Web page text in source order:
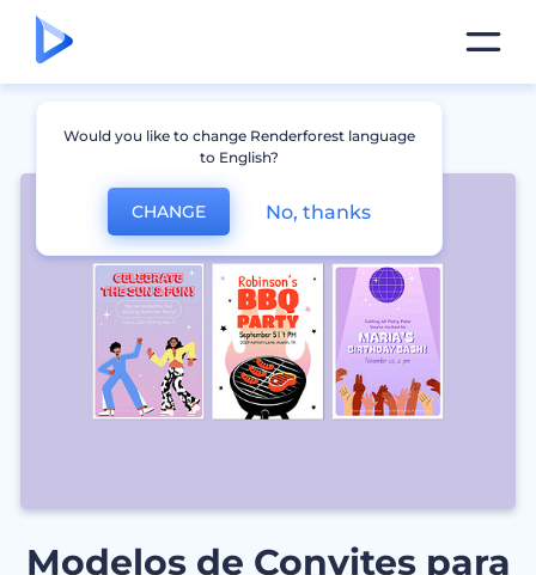
Modelos de Convites para
Would you like to change Renderforest language
to English?
CHANGE No, thanks